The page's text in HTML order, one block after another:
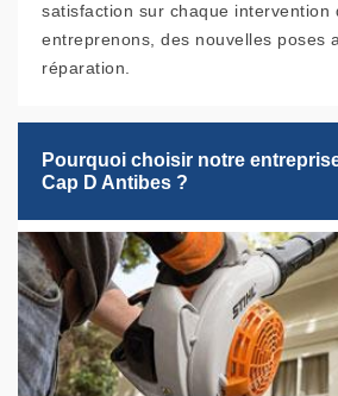
satisfaction sur chaque intervention
entreprenons, des nouvelles poses
réparation.
Pourquoi choisir notre
Cap D Antibes ?